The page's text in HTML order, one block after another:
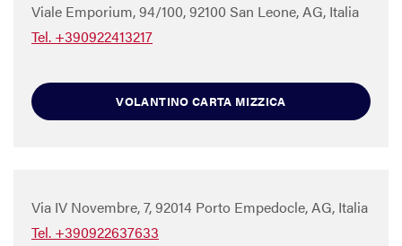
Viale Emporium, 94/100, 92100 San Leone, AG, Italia
Tel. +390922413217
VOLANTINO CARTA MIZZICA
Via IV Novembre, 7, 92014 Porto Empedocle, AG, Italia
Tel. +390922637633